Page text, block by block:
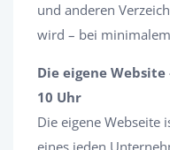
und anderen
wird – bei
Die eigene Website
10 Uhr
Die eigene Webseite